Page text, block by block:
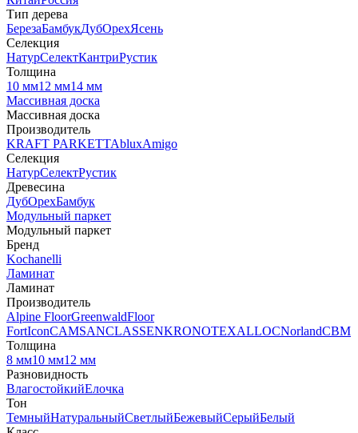
Тип дерева
БерезаБамбукДубОрехЯсень
Селекция
НатурСелектКантриРустик
Толщина
10 мм12 мм14 мм
Массивная доска
Массивная доска
Производитель
KRAFT PARKETTAbluxAmigo
Селекция
НатурСелектРустик
Древесина
ДубОрехБамбук
Модульный паркет
Модульный паркет
Бренд
Kochanelli
Ламинат
Ламинат
Производитель
Alpine FloorGreenwaldFloor
FortIconCAMSANCLASSENKRONOTEXALLOCNorlandCBM
Толщина
8 мм10 мм12 мм
Разновидность
ВлагостойкийЕлочка
Тон
ТемныйНатуральныйСветлыйБежевыйСерыйБелый